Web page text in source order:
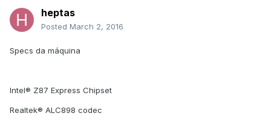
heptas
Posted March 2, 2016
Specs da máquina
Intel® Z87 Express Chipset
Realtek® ALC898 codec